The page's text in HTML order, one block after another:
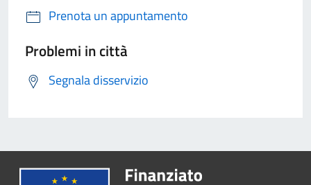
Prenota un appuntamento
Problemi in città
Segnala disservizio